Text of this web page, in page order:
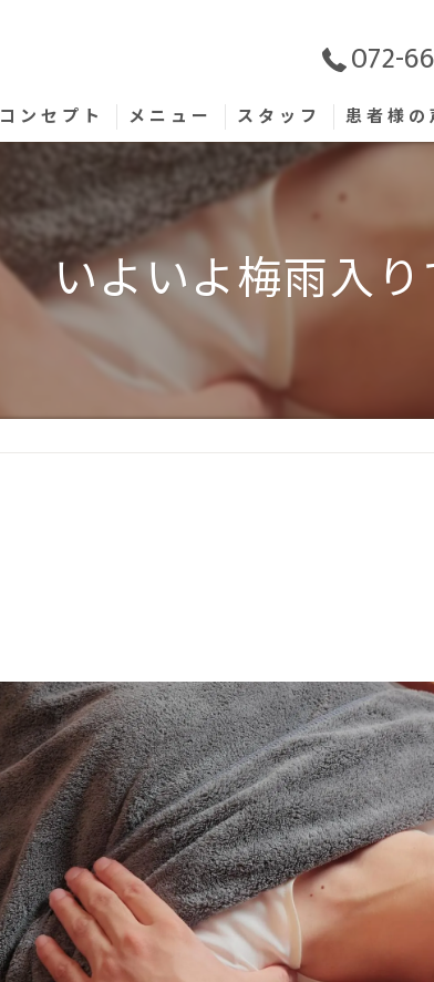
072-
コンセプト メニュー スタッフ 患者様の
いよいよ梅雨入り